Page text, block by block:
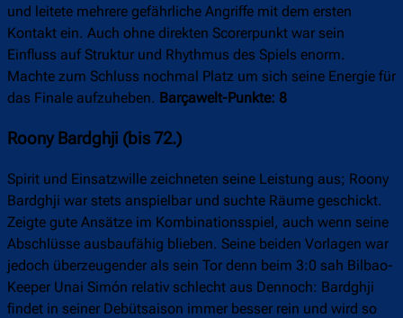
und leitete mehrere gefährliche Angriffe mit dem ersten
Kontakt ein. Auch ohne direkten Scorerpunkt war sein
Einfluss auf Struktur und Rhythmus des Spiels enorm.
Machte zum Schluss nochmal Platz um sich seine Energie für
das Finale aufzuheben. Barçawelt-Punkte: 8
Roony Bardghji (bis 72.)
Spirit und Einsatzwille zeichneten seine Leistung aus; Roony
Bardghji war stets anspielbar und suchte Räume geschickt.
Zeigte gute Ansätze im Kombinationsspiel, auch wenn seine
Abschlüsse ausbaufähig blieben. Seine beiden Vorlagen war
jedoch überzeugender als sein Tor denn beim 3:0 sah Bilbao-
Keeper Unai Simón relativ schlecht aus Dennoch: Bardghji
findet in seiner Debütsaison immer besser rein und wird so